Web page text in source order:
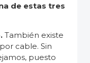
de estas tres
También existe
cable. Sin
puesto